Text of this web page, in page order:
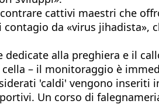
cattivi maestri che
da «virus
alla preghiera e il
– il monitoraggio è
'caldi' vengono
Un corso di